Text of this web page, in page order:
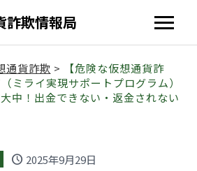
詐欺情報局
通貨詐欺 >
【危険な仮想通貨詐
ミライ実現サポートプログラム）
中！出金できない・返金されない
schedule 2025年9月29日